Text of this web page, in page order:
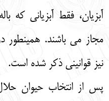
آبزیان، فقط آبزیانی که
مجاز می‌ باشند. همینطور
نیز قوانینی ذکر شده است.
پس از انتخاب حیوان